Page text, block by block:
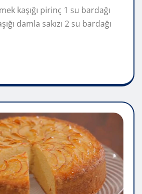
kaşığı pirinç 1 su bardağı
damla sakızı 2 su bardağı